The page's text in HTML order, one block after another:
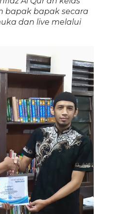
bapak bapak secara
dan live melalui